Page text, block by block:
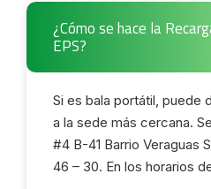
¿Cómo se hace la
EPS?
Si es bala portátil, puede
a la sede más cercana.
#4 B-41 Barrio Veraguas
46 – 30. En los horarios